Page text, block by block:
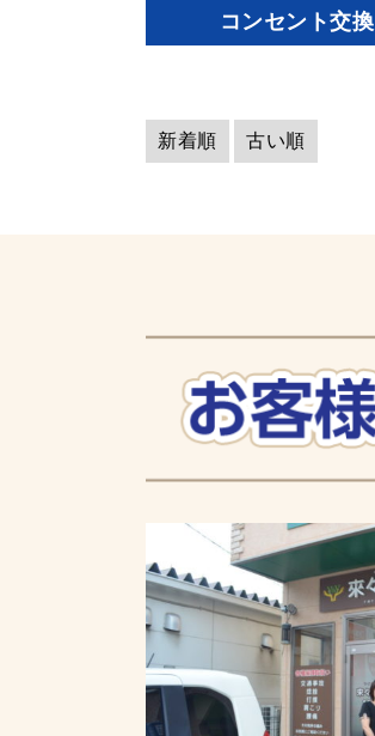
コンセント交換
新着順 古い順